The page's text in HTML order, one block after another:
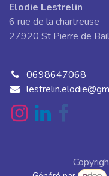
Elodie Lestrelin
6 rue de la chartreuse
27920 St Pierre de
0698647068